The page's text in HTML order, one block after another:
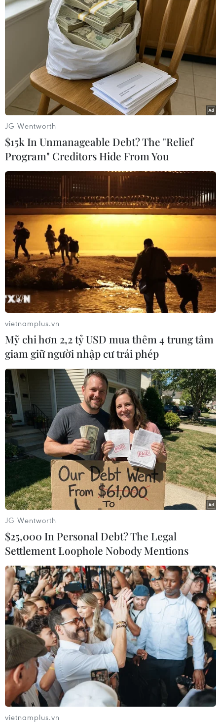
Alexander Gray và Peter Navarro, chính quyền mới của
Mỹ sẽ đưa ra đường lối cứng rắn hơn ở châu Á-Thái
Bình Dương
Báo Hong Kong: Ông Trump sẽ không chú
trọng đến tranh chấp Biển Đông
16/11/2016 22:35
Trang mạng của tờ Bưu điện Hoa Nam buổi sáng đăng
tải bài viết nhận định rằng chính quyền của ông Trump
sẽ không chú trọng nhiều đến những tranh chấp ở khu
vực Biển Đông và biển Hoa Đông.
Mỹ: Hoạt động của Trung Quốc hủy hoại
môi trường Biển Đông
Chuyên gia John McManus từ Đại học Miami (Mỹ) cho
rằng các hoạt động xây dựng của Trung Quốc tại Biển
Đông đã tàn phá 40km² san hô ở khu vực này.
JG Wentworth
$15k In Unmanageable Debt? The "Relief
Program" Creditors Hide From You
vietnamplus.vn
Mỹ chi hơn 2,2 tỷ USD mua thêm 4 trung tâm
giam giữ người nhập cư trái phép
JG Wentworth
$25,000 In Personal Debt? The Legal
Settlement Loophole Nobody Mentions
vietnamplus.vn